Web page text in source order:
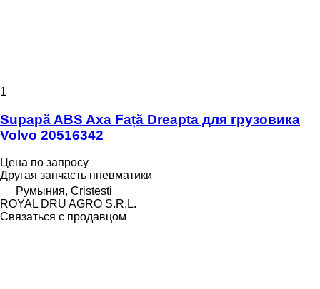
1
Supapă ABS Axa Față Dreapta для грузовика
Volvo 20516342
Цена по запросу
Другая запчасть пневматики
Румыния, Cristesti
ROYAL DRU AGRO S.R.L.
Связаться с продавцом